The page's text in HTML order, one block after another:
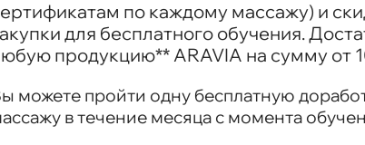
по каждому массажу) и
для бесплатного обучения.
продукцию** ARAVIA на сумму от
можете пройти одну бесплатную
в течение месяца с момента